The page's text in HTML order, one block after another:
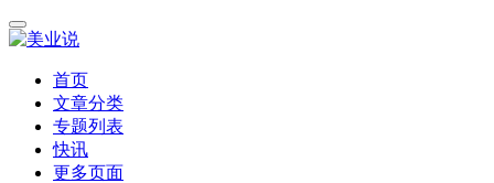
首页
文章分类
专题列表
快讯
更多页面